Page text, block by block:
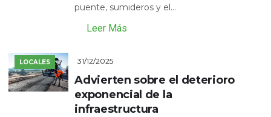
puente, sumideros y el...
Leer Más
LOCALES 31/12/2025
Advierten sobre el deterioro
exponencial de la
infraestructura